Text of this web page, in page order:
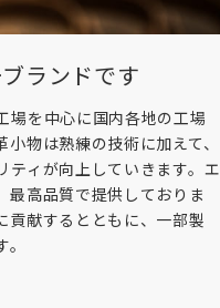
ランドです
場を中心に国内各地の工場
物は熟練の技術に加えて、
ティが向上していきます。エ
最高品質で提供しておりま
貢献するとともに、一部製